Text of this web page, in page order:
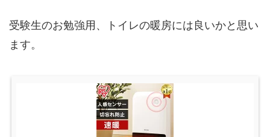
受験生のお勉強用、トイレの暖房には良いかと思い
ます。